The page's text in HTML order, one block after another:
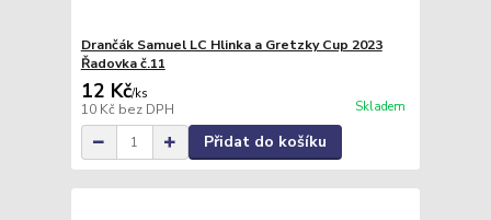
Drančák Samuel LC Hlinka a Gretzky Cup 2023
Řadovka č.11
12 Kč/ks
10 Kč bez DPH Skladem
Přidat do košíku